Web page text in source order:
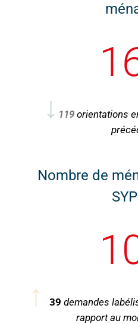
↓ 119 orientations
Nombre de
↑ 39 demandes
rapport au